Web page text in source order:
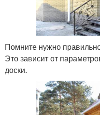
Помните нужно
Это зависит от
доски.